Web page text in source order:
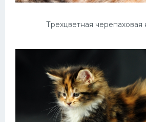
Трехцветная черепаховая